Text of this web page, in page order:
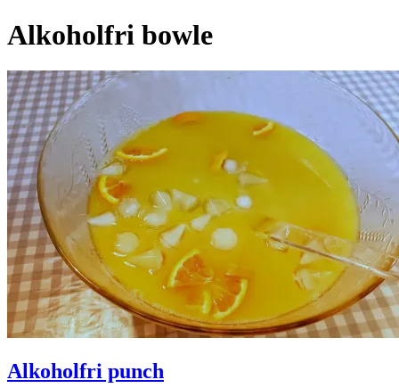
Alkoholfri bowle
Alkoholfri punch